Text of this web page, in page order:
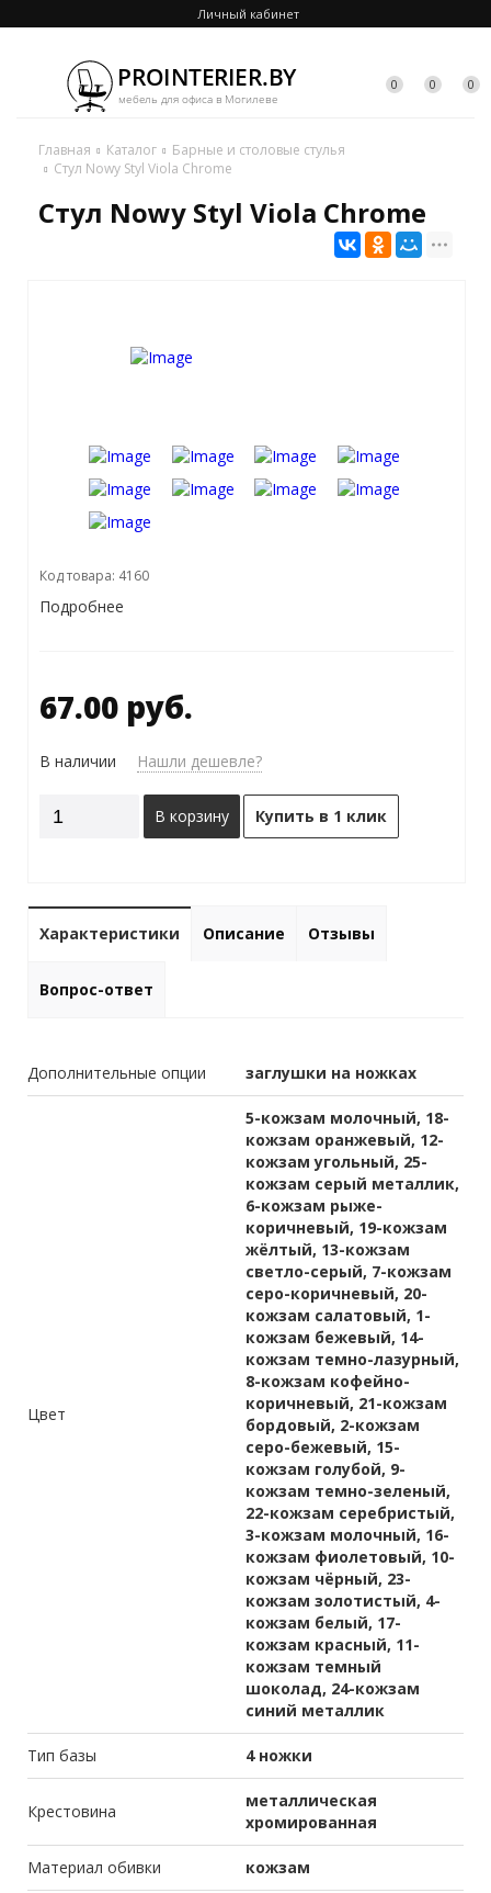
Личный кабинет
0 0 0
Главная Каталог
Барные и столовые стулья
Стул Nowy Styl Viola Chrome
Стул Nowy Styl Viola Chrome
Код товара: 4160
Подробнее
67.00 руб.
В наличии Нашли дешевле?
В корзину Купить в 1 клик
Характеристики Описание Отзывы
Вопрос-ответ
Дополнительные опции заглушки на ножках
Цвет
5-кожзам молочный, 18-
кожзам оранжевый, 12-
кожзам угольный, 25-
кожзам серый металлик,
6-кожзам рыже-
коричневый, 19-кожзам
жёлтый, 13-кожзам
светло-серый, 7-кожзам
серо-коричневый, 20-
кожзам салатовый, 1-
кожзам бежевый, 14-
кожзам темно-лазурный,
8-кожзам кофейно-
коричневый, 21-кожзам
бордовый, 2-кожзам
серо-бежевый, 15-
кожзам голубой, 9-
кожзам темно-зеленый,
22-кожзам серебристый,
3-кожзам молочный, 16-
кожзам фиолетовый, 10-
кожзам чёрный, 23-
кожзам золотистый, 4-
кожзам белый, 17-
кожзам красный, 11-
кожзам темный
шоколад, 24-кожзам
синий металлик
Тип базы 4 ножки
Крестовина
металлическая
хромированная
Материал обивки кожзам